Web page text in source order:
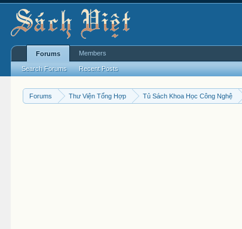
Forums Thư Viện Tổng Hợp Tủ Sách Khoa Học Công Nghệ
Forums
Search Forums Recent Posts
Members